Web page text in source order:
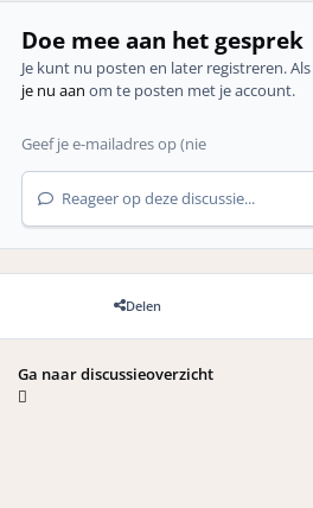
Doe mee aan het gesprek
Je kunt nu posten en later registreren.
je nu aan om te posten met je account.
Reageer op deze discussie...
Delen
Ga naar discussieoverzicht